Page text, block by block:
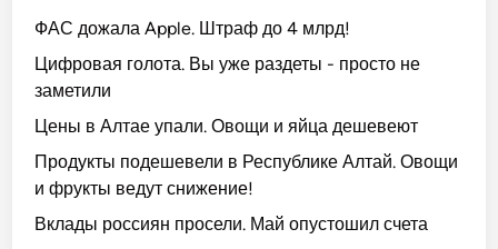
ФАС дожала Apple. Штраф до 4 млрд!
Цифровая голота. Вы уже раздеты - просто не
заметили
Цены в Алтае упали. Овощи и яйца дешевеют
Продукты подешевели в Республике Алтай. Овощи
и фрукты ведут снижение!
Вклады россиян просели. Май опустошил счета